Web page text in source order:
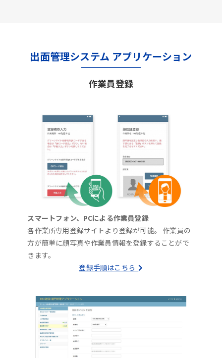
出面管理システム アプリケーション
作業員登録
スマートフォン、PCによる作業員登録
各作業所専用登録サイトより登録が可能。 作業員の
方が簡単に顔写真や作業員情報を登録することがで
きます。
登録手順はこちら